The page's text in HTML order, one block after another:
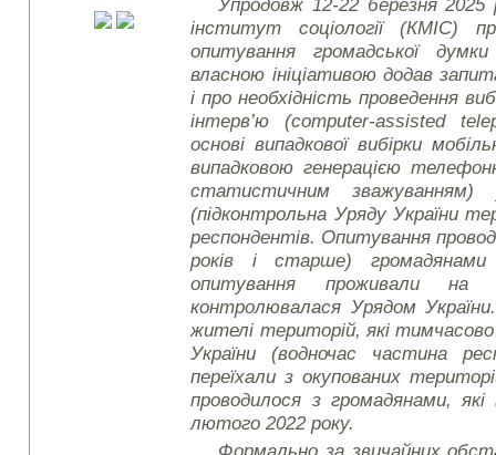
Упродовж 12-22 березня 2025
інститут соціології (КМІС)
опитування громадської
власною ініціативою додав
і про необхідність проведення
інтерв’ю (computer-assisted
основі випадкової вибірки
випадковою генерацією
статистичним зважуванням)
(підконтрольна Уряду України
респондентів. Опитування
років і старше)
опитування проживали на
контролювалася Урядом
жителі територій, які
України (водночас частина
переїхали з окупованих
проводилося з громадянами, які
лютого 2022 року.
Формально за звичайних